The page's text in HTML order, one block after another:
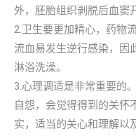
外，胚胎组织剥脱后血窦
2.卫生要更加精心，药物
流血易发生逆行感染，因
淋浴洗澡。
3.心理调适是非常重要的
自怨，会觉得得到的关怀
实，适当的关心和理解以